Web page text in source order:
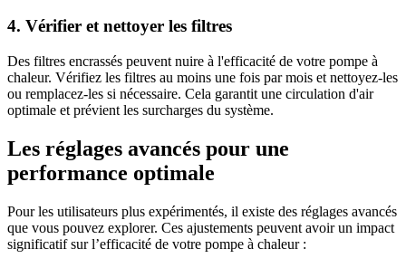
4. Vérifier et nettoyer les filtres
Des filtres encrassés peuvent nuire à l'efficacité de votre pompe à
chaleur. Vérifiez les filtres au moins une fois par mois et nettoyez-les
ou remplacez-les si nécessaire. Cela garantit une circulation d'air
optimale et prévient les surcharges du système.
Les réglages avancés pour une
performance optimale
Pour les utilisateurs plus expérimentés, il existe des réglages avancés
que vous pouvez explorer. Ces ajustements peuvent avoir un impact
significatif sur l’efficacité de votre pompe à chaleur :